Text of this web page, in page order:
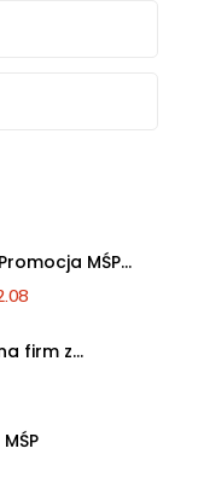
MŚP
Igrzysk
firm z
Warsztaty